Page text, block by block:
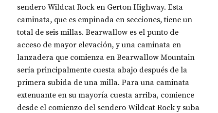
sendero Wildcat Rock en Gerton Highway. Esta
caminata, que es empinada en secciones, tiene un
total de seis millas. Bearwallow es el punto de
acceso de mayor elevación, y una caminata en
lanzadera que comienza en Bearwallow Mountain
sería principalmente cuesta abajo después de la
primera subida de una milla. Para una caminata
extenuante en su mayoría cuesta arriba, comience
desde el comienzo del sendero Wildcat Rock y suba